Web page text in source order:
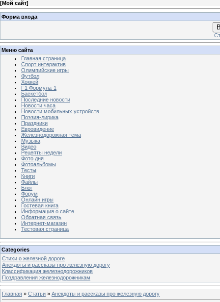
[Мой сайт]
Форма входа
Меню сайта
Главная страница
Спорт интерактив
Олимпийские игры
Футбол
Хоккей
F1 Формула-1
Баскетбол
Последние новости
Новости часа
Новости мобильных устройств
Поэзия-лирика
Праздники
Евровидение
Железнодорожная тема
Музыка
Видео
Рецепты недели
Фото дня
Фотоальбомы
Тесты
Книги
Файлы
Блог
Форум
Онлайн игры
Гостевая книга
Информация о сайте
Обратная связь
Интернет-магазин
Тестовая страница
Categories
Стихи о железной дороге
Анекдоты и рассказы про железную дорогу
Классификация железнодорожников
Поздравления железнодорожникам
Главная » Статьи » Анекдоты и рассказы про железную дорогу